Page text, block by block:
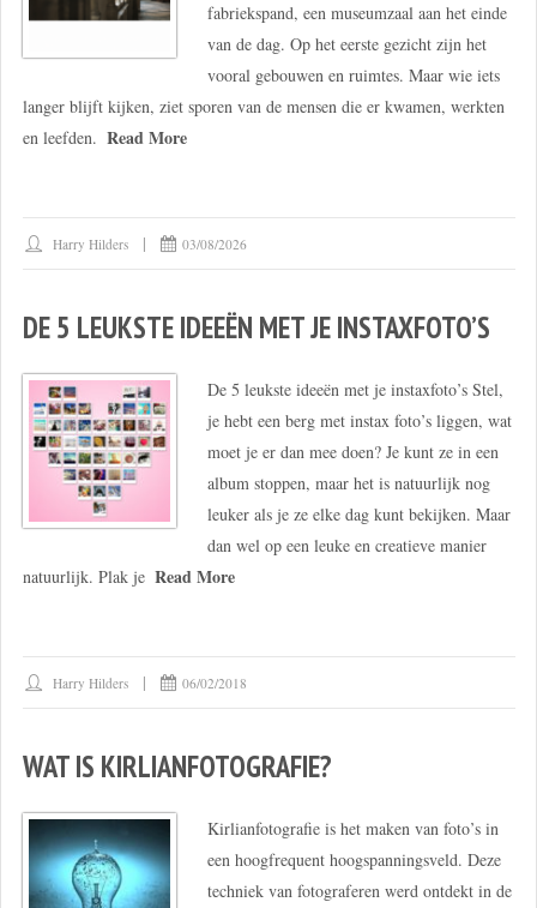
fabriekspand, een museumzaal aan het einde
van de dag. Op het eerste gezicht zijn het
vooral gebouwen en ruimtes. Maar wie iets
langer blijft kijken, ziet sporen van de mensen die er kwamen, werkten
en leefden. Read More
Harry Hilders 03/08/2026
DE 5 LEUKSTE IDEEËN MET JE INSTAXFOTO’S
De 5 leukste ideeën met je instaxfoto’s Stel,
je hebt een berg met instax foto’s liggen, wat
moet je er dan mee doen? Je kunt ze in een
album stoppen, maar het is natuurlijk nog
leuker als je ze elke dag kunt bekijken. Maar
dan wel op een leuke en creatieve manier
natuurlijk. Plak je Read More
Harry Hilders 06/02/2018
WAT IS KIRLIANFOTOGRAFIE?
Kirlianfotografie is het maken van foto’s in
een hoogfrequent hoogspanningsveld. Deze
techniek van fotograferen werd ontdekt in de